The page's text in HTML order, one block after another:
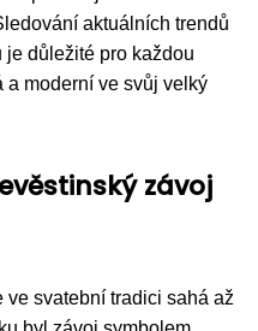
aktuálních trendů
důležité pro každou
a moderní ve svůj velký
závoj
svatební tradici sahá až